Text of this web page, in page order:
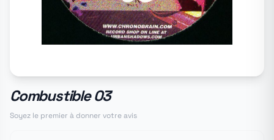
Combustible 03
Soyez le premier à donner votre avis